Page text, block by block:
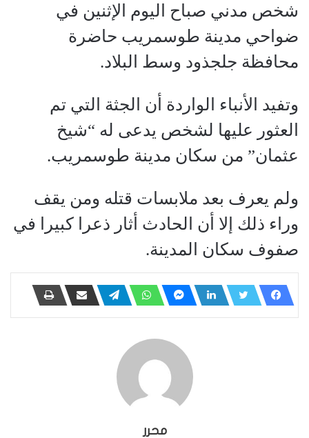
شخص مدني صباح اليوم الإثنين في
ضواحي مدينة طوسمريب حاضرة
محافظة جلجذود وسط البلاد.
وتفيد الأنباء الواردة أن الجثة التي تم
العثور عليها لشخص يدعى له “شيخ
عثمان” من سكان مدينة طوسمريب.
ولم يعرف بعد ملابسات قتله ومن يقف
وراء ذلك إلا أن الحادث أثار ذعرا كبيرا في
صفوف سكان المدينة.
محرر